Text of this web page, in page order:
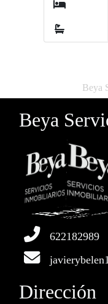
Beya
Beya
622182989
Dirección